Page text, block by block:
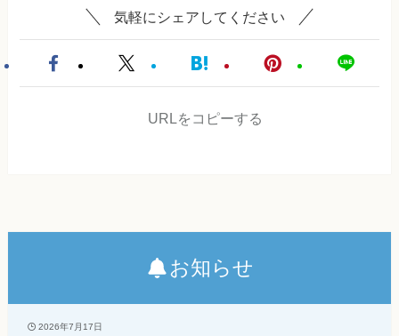
気軽にシェアしてください
URLをコピーする
お知らせ
2026年7月17日